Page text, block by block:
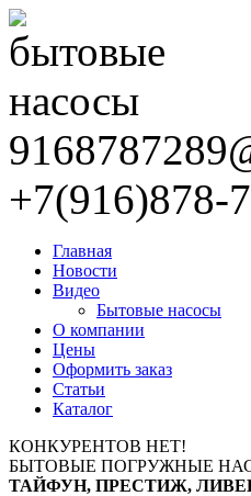
+7(916)878-
Главная
Новости
Видео
Бытовые насосы
О компании
Цены
Оформить заказ
Статьи
Каталог
КОНКУРЕНТОВ НЕТ!
БЫТОВЫЕ ПОГРУЖНЫЕ
ТАЙФУН, ПРЕСТИЖ,